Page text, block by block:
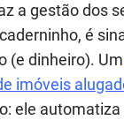
a gestão dos
é
(e dinheiro). Um
imóveis
ele automatiza